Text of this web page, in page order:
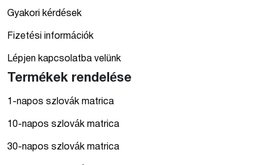
Gyakori kérdések
Fizetési információk
Lépjen kapcsolatba velünk
Termékek rendelése
1-napos szlovák matrica
10-napos szlovák matrica
30-napos szlovák matrica